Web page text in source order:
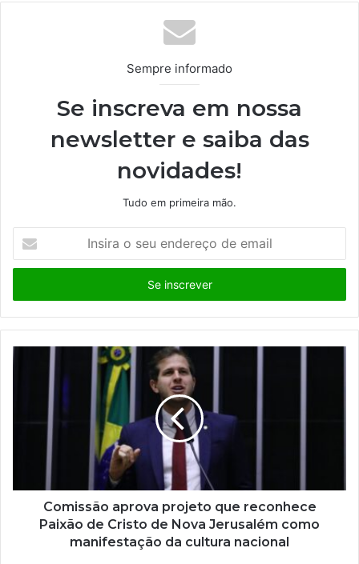
Sempre informado
Se inscreva em nossa
newsletter e saiba das
novidades!
Tudo em primeira mão.
s
r
a
s
e
Comissão aprova projeto que reconhece
Paixão de Cristo de Nova Jerusalém como
manifestação da cultura nacional